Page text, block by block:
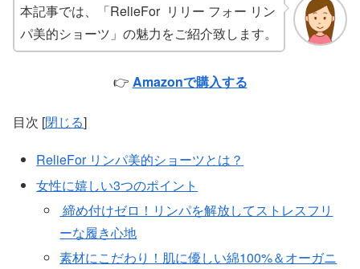
本記事では、「RelieFor リリー フォー リン
パ美的ショーツ」の魅力をご紹介致します。
👉 Amazonで購入する
目次 [閉じる]
RelieFor リンパ美的ショーツとは？
女性に嬉しい3つのポイント
締め付けゼロ！リンパを解放してストレスフリ
ーな履き心地
素材にこだわり！肌に優しい綿100%＆オーガニ